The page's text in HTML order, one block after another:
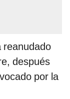
reanudado
después
por la